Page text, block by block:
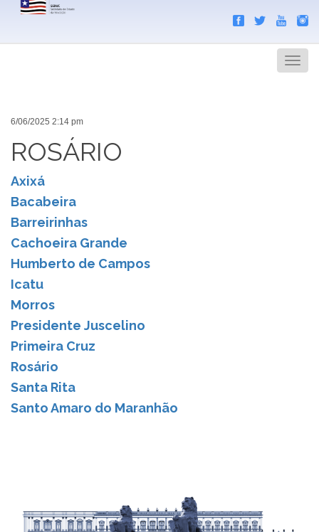
Menu
6/06/2025 2:14 pm
ROSÁRIO
Axixá
Bacabeira
Barreirinhas
Cachoeira Grande
Humberto de Campos
Icatu
Morros
Presidente Juscelino
Primeira Cruz
Rosário
Santa Rita
Santo Amaro do Maranhão